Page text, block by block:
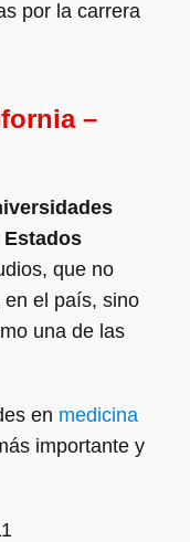
por la carrera
–
Estados
que no
el país, sino
una de las
en medicina
importante y